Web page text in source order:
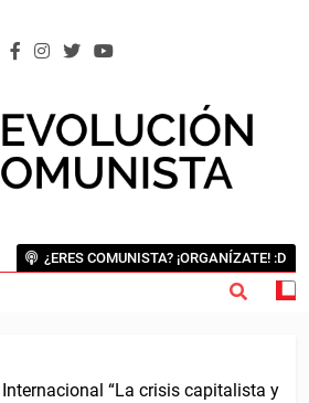
¿ERES COMUNISTA? ¡ORGANÍZATE! :D
“La crisis capitalista y